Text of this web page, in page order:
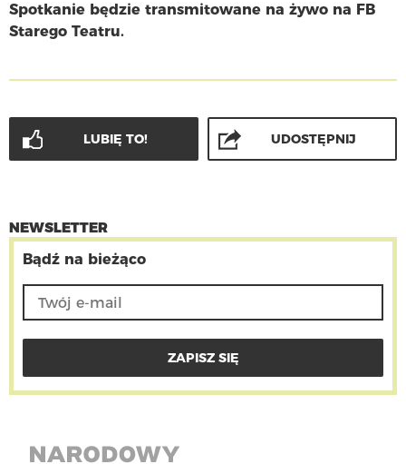
Spotkanie będzie transmitowane na żywo na FB
Starego Teatru.
LUBIĘ TO! UDOSTĘPNIJ
NEWSLETTER
Bądź na bieżąco